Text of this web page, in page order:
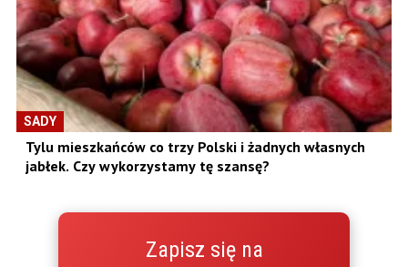
SADY
Tylu mieszkańców co trzy Polski i żadnych własnych
jabłek. Czy wykorzystamy tę szansę?
Zapisz się na